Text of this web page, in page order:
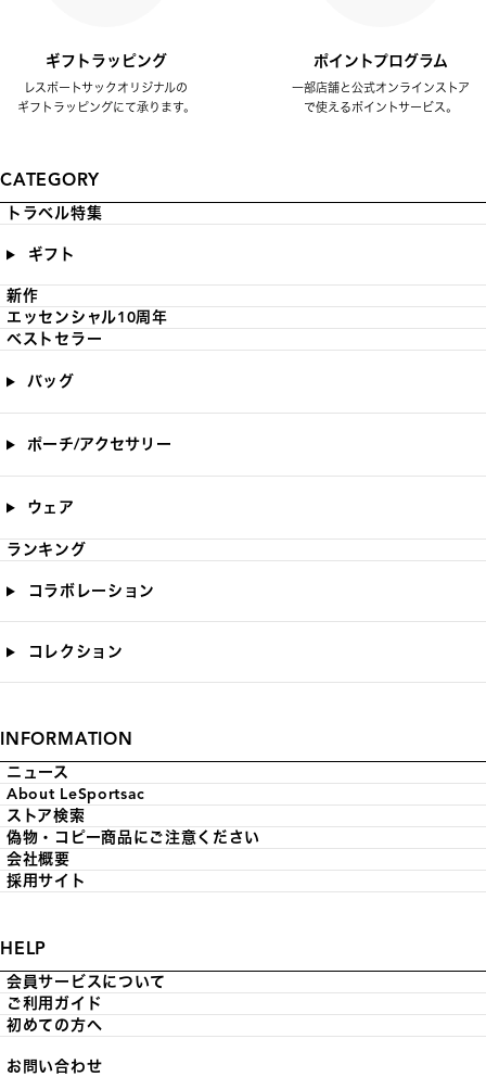
ギフトラッピング
レスポートサックオリジナルの
ギフトラッピングにて承ります。
ポイントプログラム
一部店舗と公式オンラインストア
で使えるポイントサービス。
CATEGORY
トラベル特集
ギフト
新作
エッセンシャル10周年
ベストセラー
バッグ
ポーチ/アクセサリー
ウェア
ランキング
コラボレーション
コレクション
INFORMATION
ニュース
About LeSportsac
ストア検索
偽物・コピー商品にご注意ください
会社概要
採用サイト
HELP
会員サービスについて
ご利用ガイド
初めての方へ
お問い合わせ